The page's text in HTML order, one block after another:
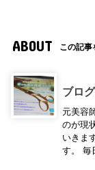
ABOUT この記事
ブロ
元美容
のが現
いきま
す。 毎